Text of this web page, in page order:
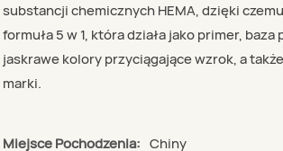
substancji chemicznych HEMA, dzięki
formuła 5 w 1, która działa jako primer,
jaskrawe kolory przyciągające wzrok, a
marki.
Miejsce Pochodzenia: Chiny